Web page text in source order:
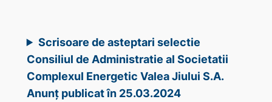
Scrisoare de asteptari selectie
Consiliul de Administratie al Societatii
Complexul Energetic Valea Jiului S.A.
Anunț publicat în 25.03.2024